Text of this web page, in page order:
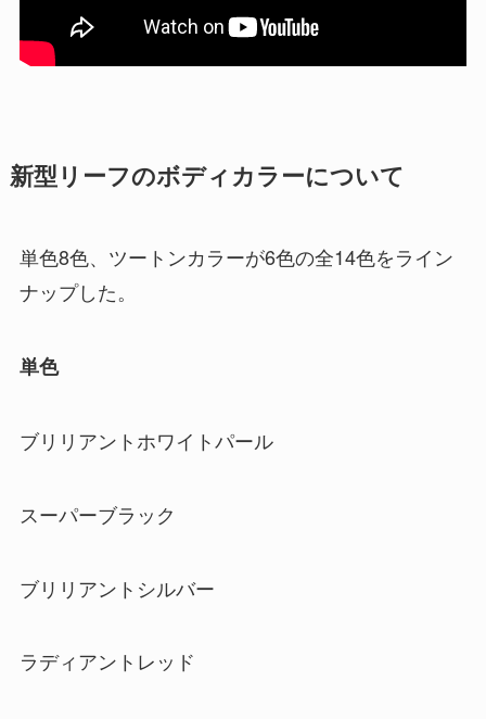
新型リーフのボディカラーについて
単色8色、ツートンカラーが6色の全14色をライン
ナップした。
単色
ブリリアントホワイトパール
スーパーブラック
ブリリアントシルバー
ラディアントレッド